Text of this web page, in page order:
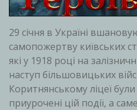
29 січня в Україні
самопожертву київських
які у 1918 році на
наступ більшовицьких
Коритнянському ліцеї
приурочені цій події, а